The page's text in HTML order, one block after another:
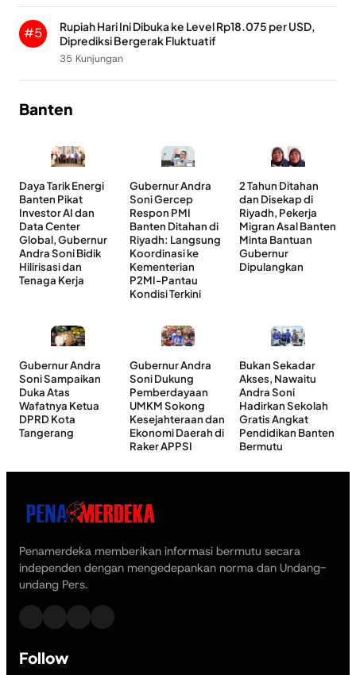
#5
Rupiah Hari Ini Dibuka ke Level Rp18.075 per USD,
Diprediksi Bergerak Fluktuatif
35 Kunjungan
Banten
Daya Tarik Energi
Banten Pikat
Investor AI dan
Data Center
Global, Gubernur
Andra Soni Bidik
Hilirisasi dan
Tenaga Kerja
Gubernur Andra
Soni Gercep
Respon PMI
Banten Ditahan di
Riyadh: Langsung
Koordinasi ke
Kementerian
P2MI-Pantau
Kondisi Terkini
2 Tahun Ditahan
dan Disekap di
Riyadh, Pekerja
Migran Asal Banten
Minta Bantuan
Gubernur
Dipulangkan
Gubernur Andra
Soni Sampaikan
Duka Atas
Wafatnya Ketua
DPRD Kota
Tangerang
Gubernur Andra
Soni Dukung
Pemberdayaan
UMKM Sokong
Kesejahteraan dan
Ekonomi Daerah di
Raker APPSI
Bukan Sekadar
Akses, Nawaitu
Andra Soni
Hadirkan Sekolah
Gratis Angkat
Pendidikan Banten
Bermutu
Penamerdeka memberikan informasi bermutu secara
independen dengan mengedepankan norma dan Undang-
undang Pers.
Follow